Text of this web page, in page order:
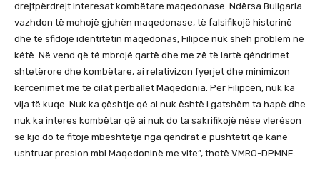
drejtpërdrejt interesat kombëtare maqedonase. Ndërsa Bullgaria
vazhdon të mohojë gjuhën maqedonase, të falsifikojë historinë
dhe të sfidojë identitetin maqedonas, Filipce nuk sheh problem në
këtë. Në vend që të mbrojë qartë dhe me zë të lartë qëndrimet
shtetërore dhe kombëtare, ai relativizon fyerjet dhe minimizon
kërcënimet me të cilat përballet Maqedonia. Për Filipcen, nuk ka
vija të kuqe. Nuk ka çështje që ai nuk është i gatshëm ta hapë dhe
nuk ka interes kombëtar që ai nuk do ta sakrifikojë nëse vlerëson
se kjo do të fitojë mbështetje nga qendrat e pushtetit që kanë
ushtruar presion mbi Maqedoninë me vite”, thotë VMRO-DPMNE.